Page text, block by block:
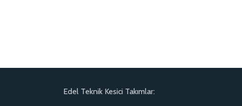
Edel Teknik Kesici Takımlar: